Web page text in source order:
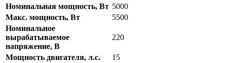
Номинальная мощность, Вт 5000
Макс. мощность, Вт
5500
Номинальное
вырабатываемое
напряжение, В
220
Мощность двигателя, л.с.
15